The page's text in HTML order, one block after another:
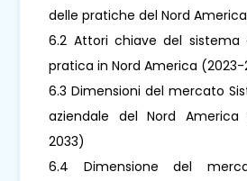
delle pratiche del Nord
6.2 Attori chiave del sistema
pratica in Nord America (2023-
6.3 Dimensioni del mercato
aziendale del Nord
2033)
6.4 Dimensione del